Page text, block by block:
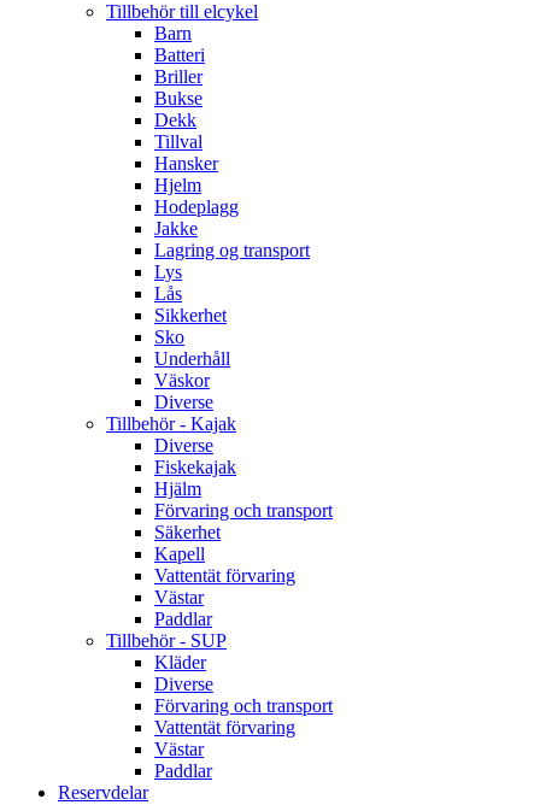
Tillbehör till elcykel
Barn
Batteri
Briller
Bukse
Dekk
Tillval
Hansker
Hjelm
Hodeplagg
Jakke
Lagring og transport
Lys
Lås
Sikkerhet
Sko
Underhåll
Väskor
Diverse
Tillbehör - Kajak
Diverse
Fiskekajak
Hjälm
Förvaring och transport
Säkerhet
Kapell
Vattentät förvaring
Västar
Paddlar
Tillbehör - SUP
Kläder
Diverse
Förvaring och transport
Vattentät förvaring
Västar
Paddlar
Reservdelar